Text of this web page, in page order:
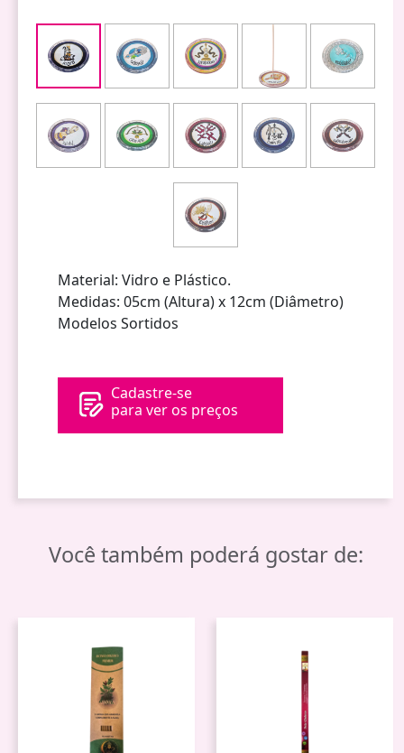
Material: Vidro e Plástico.
Medidas: 05cm (Altura) x 12cm (Diâmetro)
Modelos Sortidos
Cadastre-se
para ver os preços
Você também poderá gostar de: